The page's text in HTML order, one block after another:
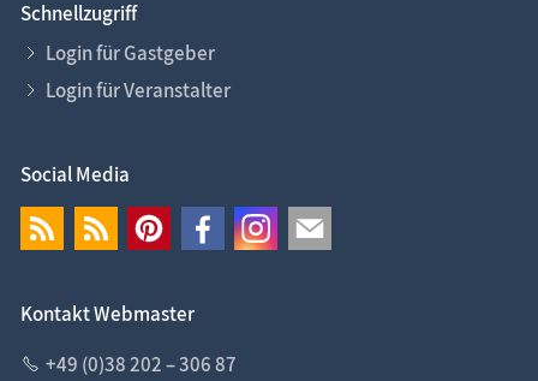
Schnellzugriff
Login für Gastgeber
Login für Veranstalter
Social Media
Kontakt Webmaster
+49 (0)38 202 – 306 87